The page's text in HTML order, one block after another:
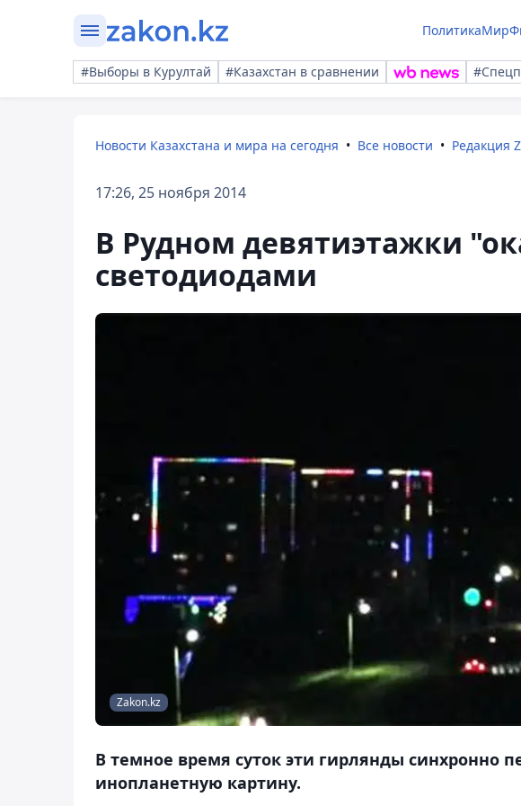
ПолитикаМир
#Выборы в Курултай #Казахстан в сравнении
Новости Казахстана и мира на сегодня Все новости Редакция
17:26, 25 ноября 2014
В Рудном девятиэтажки
светодиодами
Zakon.kz
В темное время суток эти гирлянды синхронно
инопланетную картину.